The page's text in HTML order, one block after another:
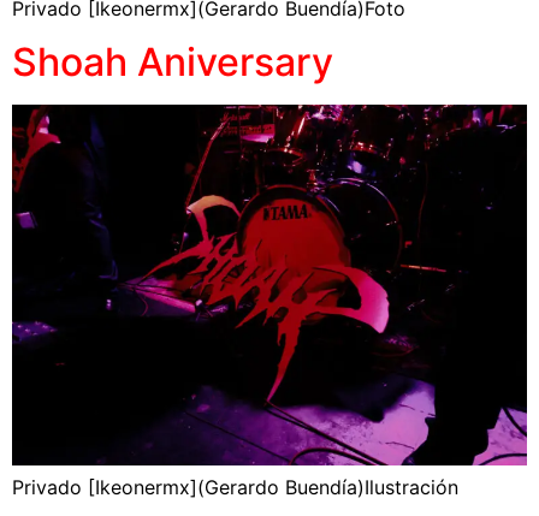
Privado [Ikeonermx](Gerardo Buendía)Foto
Shoah Aniversary
Privado [Ikeonermx](Gerardo Buendía)Ilustración